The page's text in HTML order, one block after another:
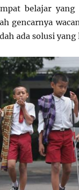
belajar yang
gencarnya
ada solusi